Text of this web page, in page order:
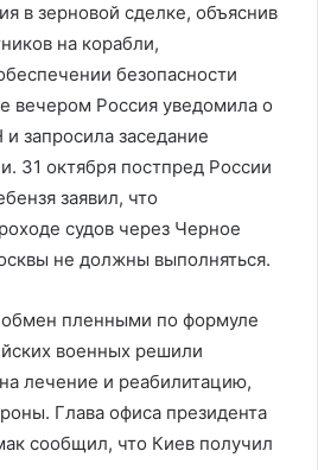
в зерновой сделке, объяснив
на корабли,
безопасности
вечером Россия уведомила о
запросила заседание
31 октября постпред России
заявил, что
судов через Черное
не должны выполняться.
пленными по формуле
военных решили
лечение и реабилитацию,
Глава офиса президента
сообщил, что Киев получил